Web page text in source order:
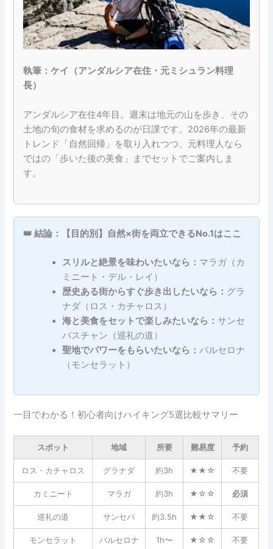
執筆：ケイ（アンダルシア在住・元ミシュラン料理
長）
アンダルシア在住4年目。週末は地元の山を歩き、その
土地の旬の食材を求めるのが日課です。2026年の最新
トレンド「自然回帰」を取り入れつつ、元料理人なら
ではの「歩いた後の美食」までセットでご案内しま
す。
👑 結論：【目的別】自然×街を両立できるNo.1はここ
スリルと絶景を味わいたいなら： マラガ（カ
ミニート・デル・レイ）
歴史ある街からすぐ歩き出したいなら： グラ
ナダ（ロス・カチャロス）
海と美食をセットで楽しみたいなら：サンセ
バスチャン（巡礼の道）
聖地でパワーをもらいたいなら：バルセロナ
（モンセラット）
一目でわかる！初心者向けハイキング5選比較サマリー
スポット 地域 所要 難易度 予約
ロス・カチャロス グラナダ 約3h ★★☆ 不要
カミニート マラガ 約3h ★☆☆ 必須
巡礼の道 サンセバ 約3.5h ★★☆ 不要
モンセラット バルセロナ 1h〜 ★☆☆ 不要